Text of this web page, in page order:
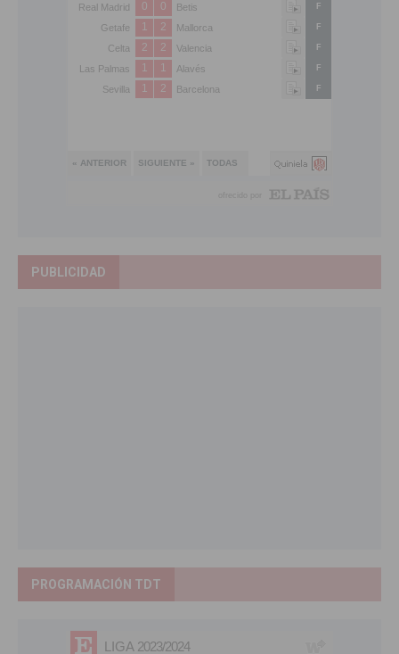
PUBLICIDAD
PROGRAMACIÓN TDT